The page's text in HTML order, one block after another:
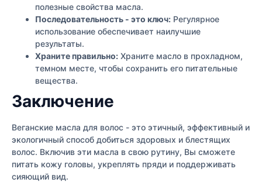
полезные свойства масла.
Последовательность - это ключ: Регулярное
использование обеспечивает наилучшие
результаты.
Храните правильно: Храните масло в прохладном,
темном месте, чтобы сохранить его питательные
вещества.
Заключение
Веганские масла для волос - это этичный, эффективный и
экологичный способ добиться здоровых и блестящих
волос. Включив эти масла в свою рутину, Вы сможете
питать кожу головы, укреплять пряди и поддерживать
сияющий вид.